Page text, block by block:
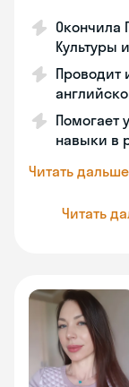
Окончила
Культуры
Проводит
Помогает
навыки в
Читать дальше
Читать